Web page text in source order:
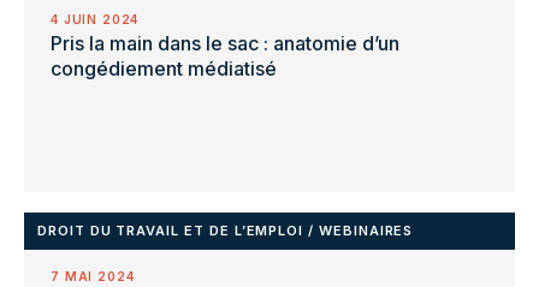
4 JUIN 2024
Pris la main dans le sac : anatomie d’un
congédiement médiatisé
DROIT DU TRAVAIL ET DE L’EMPLOI / WEBINAIRES
7 MAI 2024